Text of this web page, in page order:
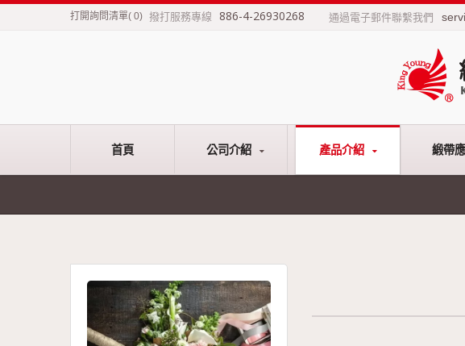
打開詢問清單( 0) 撥打服務專線 886-4-26930268 通過電子郵件聯繫我們
首頁 公司介紹 產品介紹 緞帶